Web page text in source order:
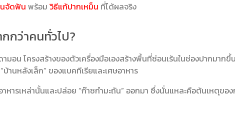
จัดฟัน พร้อม วิธีแก้ปากเหม็น ที่ได้ผลจริง
กว่าคนทั่วไป?
มอน โครงสร้างของตัวเครื่องมือเองสร้างพื้นที่ซ่อนเร้นในช่องปากมากขึ้
านหลังเล็ก” ของแบคทีเรียและเศษอาหาร
หารเหล่านั้นและปล่อย “ก๊าซกำมะถัน” ออกมา ซึ่งนั่นแหละคือต้นเหตุขอ